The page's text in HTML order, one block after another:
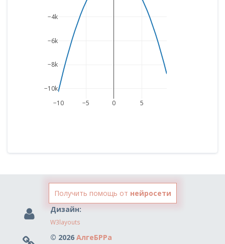
−10 −5 0 5
−10k
−8k
−6k
−4k
Получить помощь от нейросети
Дизайн:
W3layouts
© 2026 АлгеБРРа